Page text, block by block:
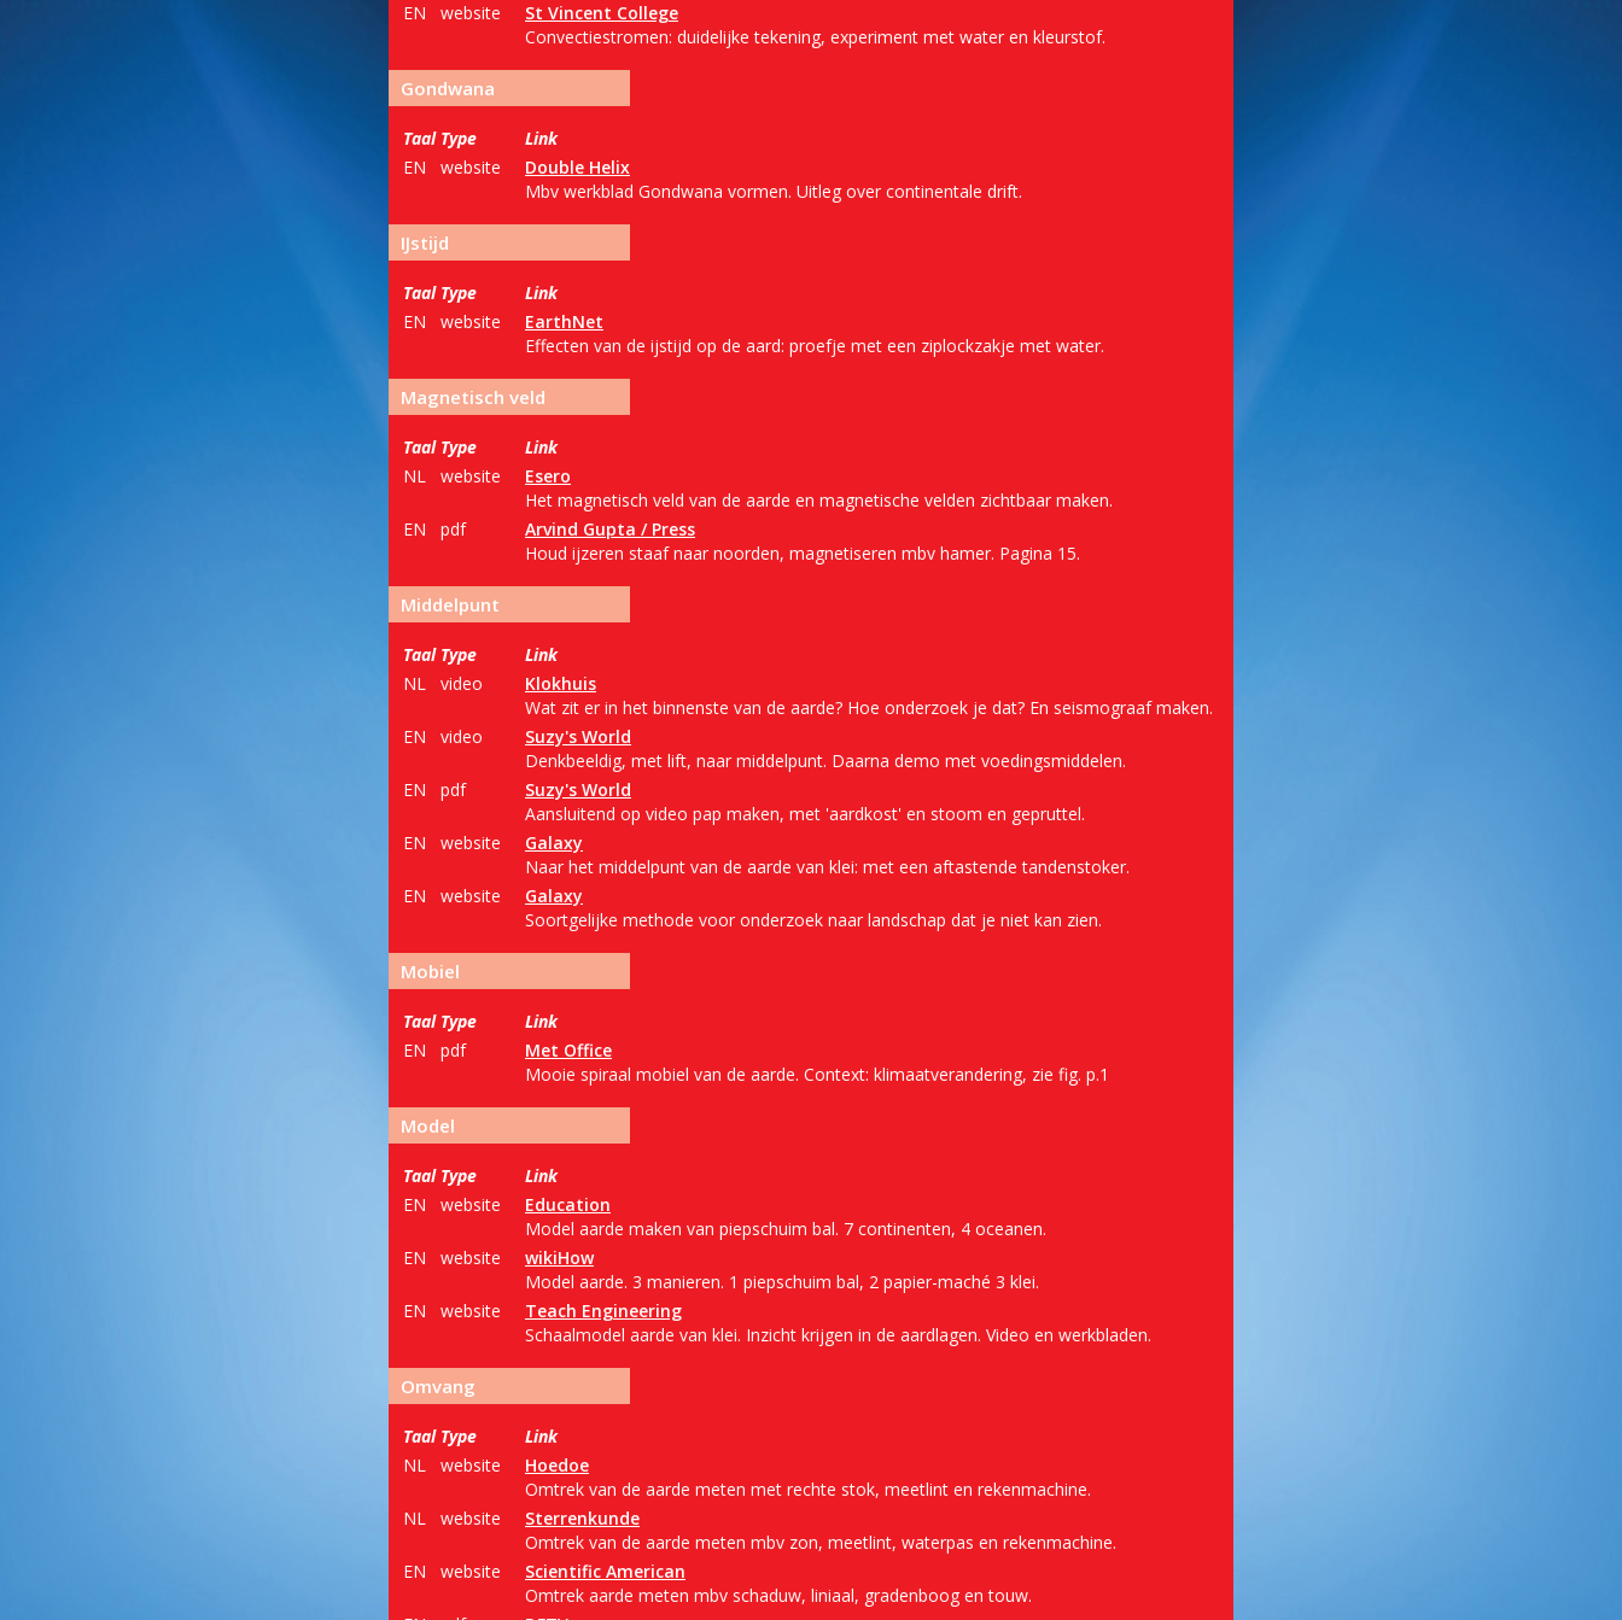
EN
website
St Vincent College
Convectiestromen: duidelijke tekening, experiment met water en kleurstof.
Gondwana
Taal Type
Link
EN
website
Double Helix
Mbv werkblad Gondwana vormen. Uitleg over continentale drift.
IJstijd
Taal Type
Link
EN
website
EarthNet
Effecten van de ijstijd op de aard: proefje met een ziplockzakje met water.
Magnetisch veld
Taal Type
Link
NL
website
Esero
Het magnetisch veld van de aarde en magnetische velden zichtbaar maken.
EN
pdf
Arvind Gupta / Press
Houd ijzeren staaf naar noorden, magnetiseren mbv hamer. Pagina 15.
Middelpunt
Taal Type
Link
NL
video
Klokhuis
Wat zit er in het binnenste van de aarde? Hoe onderzoek je dat? En seismograaf maken.
EN
video
Suzy's World
Denkbeeldig, met lift, naar middelpunt. Daarna demo met voedingsmiddelen.
EN
pdf
Suzy's World
Aansluitend op video pap maken, met 'aardkost' en stoom en gepruttel.
EN
website
Galaxy
Naar het middelpunt van de aarde van klei: met een aftastende tandenstoker.
EN
website
Galaxy
Soortgelijke methode voor onderzoek naar landschap dat je niet kan zien.
Mobiel
Taal Type
Link
EN
pdf
Met Office
Mooie spiraal mobiel van de aarde. Context: klimaatverandering, zie fig. p.1
Model
Taal Type
Link
EN
website
Education
Model aarde maken van piepschuim bal. 7 continenten, 4 oceanen.
EN
website
wikiHow
Model aarde. 3 manieren. 1 piepschuim bal, 2 papier-maché 3 klei.
EN
website
Teach Engineering
Schaalmodel aarde van klei. Inzicht krijgen in de aardlagen. Video en werkbladen.
Omvang
Taal Type
Link
NL
website
Hoedoe
Omtrek van de aarde meten met rechte stok, meetlint en rekenmachine.
NL
website
Sterrenkunde
Omtrek van de aarde meten mbv zon, meetlint, waterpas en rekenmachine.
EN
website
Scientific American
Omtrek aarde meten mbv schaduw, liniaal, gradenboog en touw.